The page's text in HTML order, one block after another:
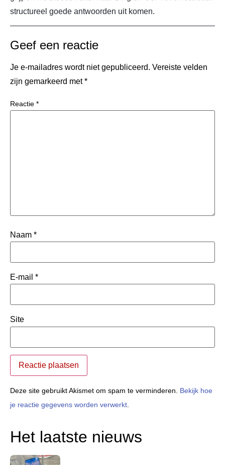
structureel goede antwoorden uit komen.
Geef een reactie
Je e-mailadres wordt niet gepubliceerd. Vereiste velden
zijn gemarkeerd met*
Reactie *
Naam *
E-mail *
Site
Deze site gebruikt Akismet om spam te verminderen. Bekijk hoe
je reactie gegevens worden verwerkt
Het laatste nieuws